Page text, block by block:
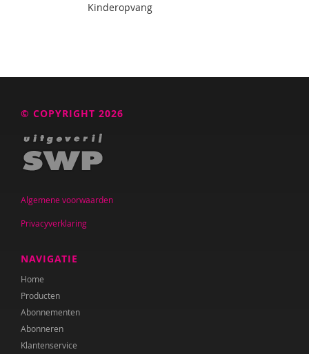
Kinderopvang
© COPYRIGHT 2026
Algemene voorwaarden
Privacyverklaring
NAVIGATIE
Home
Producten
Abonnementen
Abonneren
Klantenservice